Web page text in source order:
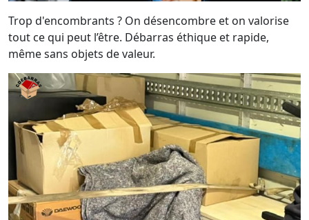
Trop d'encombrants ? On désencombre et on valorise
tout ce qui peut l’être. Débarras éthique et rapide,
même sans objets de valeur.